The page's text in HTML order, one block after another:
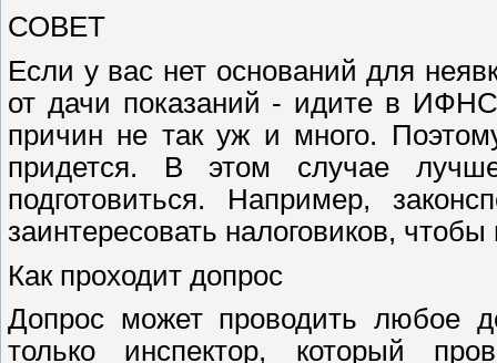
СОВЕТ
Если у вас нет оснований для
от дачи показаний - идите в
причин не так уж и много.
придется. В этом случае
подготовиться. Например,
заинтересовать налоговиков, чтобы
Как проходит допрос
Допрос может проводить любое
только инспектор, который